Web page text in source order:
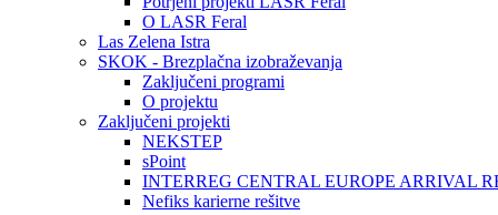
O LASR Feral
Las Zelena Istra
SKOK - Brezplačna izobraževanja
Zaključeni programi
O projektu
Zaključeni projekti
NEKSTEP
sPoint
INTERREG CENTRAL EUROPE ARRIVAL
Nefiks karierne rešitve